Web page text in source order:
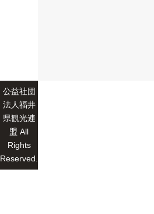
公益社団
法人福井
県観光連
盟 All
Rights
Reserved.